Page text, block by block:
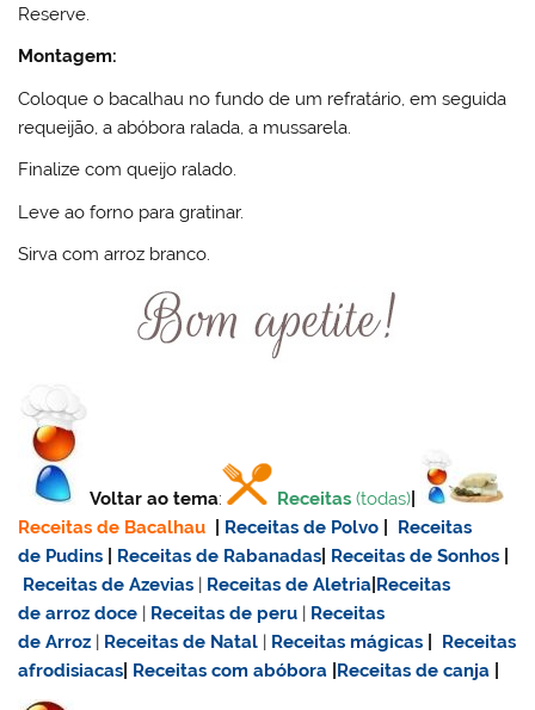
Reserve.
Montagem:
Coloque o bacalhau no fundo de um refratário, em seguida
requeijão, a abóbora ralada, a mussarela.
Finalize com queijo ralado.
Leve ao forno para gratinar.
Sirva com arroz branco.
Voltar ao tema: Receitas (todas)
Receitas de Bacalhau
Receitas de Polvo
Receitas
de Pudins
Receitas de Rabanadas Receitas de Sonhos
Receitas de Azevias | Receitas de Aletria Receitas
dearroz doce | Receitas de peru | Receitas
de Arroz | Receitas de Natal | Receitas mágicas
Receitas
afrodisiacas Receitas com abóbora Receitas de canja